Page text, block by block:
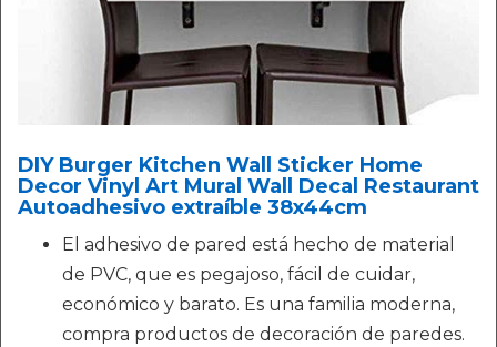
DIY Burger Kitchen Wall Sticker Home
Decor Vinyl Art Mural Wall Decal Restaurant
Autoadhesivo extraíble 38x44cm
El adhesivo de pared está hecho de material
de PVC, que es pegajoso, fácil de cuidar,
económico y barato. Es una familia moderna,
compra productos de decoración de paredes.